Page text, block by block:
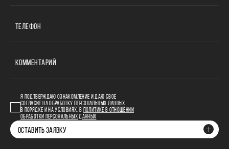
ТЕЛЕФОН
КОММЕНТАРИЙ
Я ПОДТВЕРЖДАЮ ОЗНАКОМЛЕНИЕ И ДАЮ СВОЕ
СОГЛАСИЕ НА ОБРАБОТКУ ПЕРСОНАЛЬНЫХ ДАННЫХ
В ПОРЯДКЕ И НА УСЛОВИЯХ, В
ПОЛИТИКЕ В ОТНОШЕНИИ
ОБРАБОТКИ ПЕРСОНАЛЬНЫХ ДАННЫХ
ОСТАВИТЬ ЗАЯВКУ